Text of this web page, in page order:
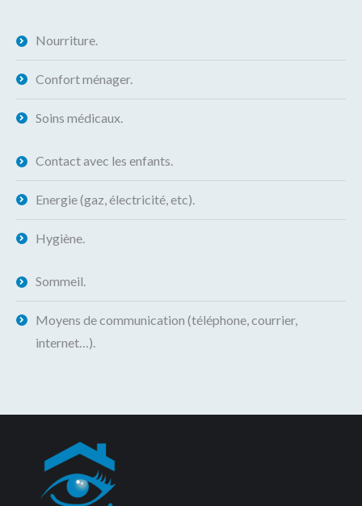
Nourriture.
Confort ménager.
Soins médicaux.
Contact avec les enfants.
Energie (gaz, électricité, etc).
Hygiène.
Sommeil.
Moyens de communication (téléphone, courrier,
internet…).